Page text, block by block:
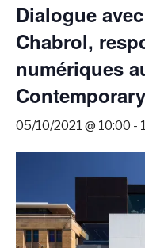
Dialogue
Chabrol,
numériques
05/10/2021 @ 10:00 -